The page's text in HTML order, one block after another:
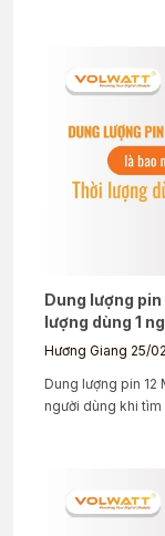
Dung lượng
lượng dùng 1
Hương Giang 25/
Dung lượng pin 12
người dùng khi